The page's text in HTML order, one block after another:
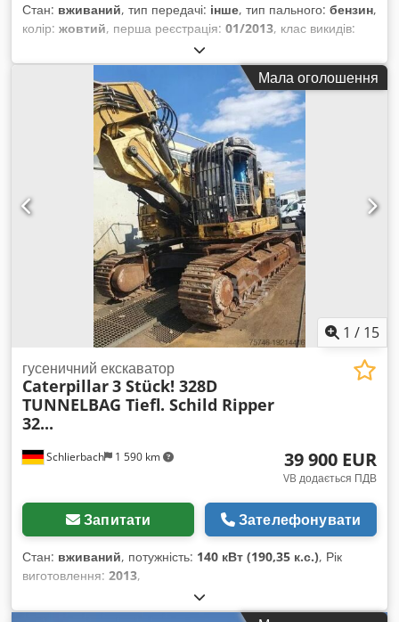
Стан: вживаний, тип передачі: інше, тип пального: бензин,
колір: жовтий, перша реєстрація: 01/2013, клас викидів:
, Рік виготовлення:
3 700 h, водійська кабіна:інше,
Мала оголошення
1 / 15
Schlierbach 1 590 km
гусеничний екскаватор
Caterpillar3 Stück! 328D
TUNNELBAG Tiefl. Schild Ripper
32...
39 900 EUR
VB додається ПДВ
Запитати Зателефонувати
Стан: вживаний, потужність: 140 кВт (190,35 к.с.), Рік
виготовлення: 2013,